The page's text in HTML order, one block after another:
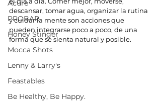
Acure
PROBAR
Honey Stinger
Mocca Shots
Lenny & Larry's
Feastables
Be Healthy, Be Happy.
descansar, tomar agua, organizar la rutina
y cuidar la mente son acciones que
pueden integrarse poco a poco, de una
forma que se sienta natural y posible.